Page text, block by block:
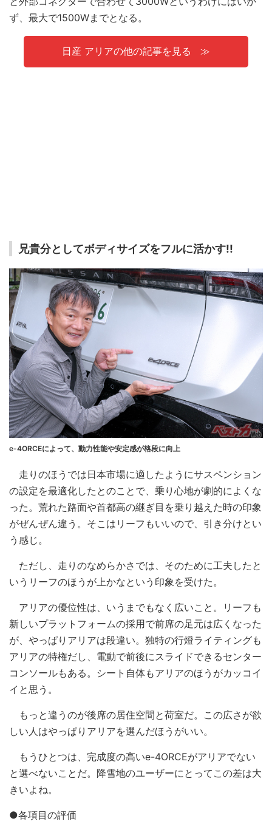
ず、最大で1500Wまでとなる。
日産 アリアの他の記事を見る
兄貴分としてボディサイズをフルに活かす!!
e-4ORCEによって、動力性能や安定感が格段に向上
走りのほうでは日本市場に適したようにサスペンション
の設定を最適化したとのことで、乗り心地が劇的によくな
った。荒れた路面や首都高の継ぎ目を乗り越えた時の印象
がぜんぜん違う。そこはリーフもいいので、引き分けとい
う感じ。
ただし、走りのなめらかさでは、そのために工夫したと
いうリーフのほうが上かなという印象を受けた。
アリアの優位性は、いうまでもなく広いこと。リーフも
新しいプラットフォームの採用で前席の足元は広くなった
が、やっぱりアリアは段違い。独特の行燈ライティングも
アリアの特権だし、電動で前後にスライドできるセンター
コンソールもある。シート自体もアリアのほうがカッコイ
イと思う。
もっと違うのが後席の居住空間と荷室だ。この広さが欲
しい人はやっぱりアリアを選んだほうがいい。
もうひとつは、完成度の高いe-4ORCEがアリアでない
と選べないことだ。降雪地のユーザーにとってこの差は大
きいよね。
●各項目の評価